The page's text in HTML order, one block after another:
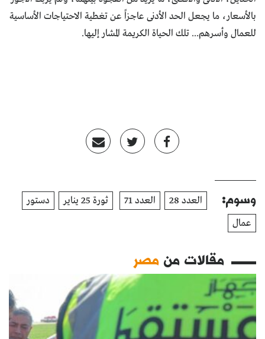
بالأسعار، ما يجعل الحد الأدنى عاجزاً عن تغطية الاحتياجات الأساسية
للعمال وأسرهم... تلك الحياة الكريمة المشار إليها.
وسوم: العدد 28 العدد 71 ثورة 25 يناير
دستور
عمال
مقالات منمصر